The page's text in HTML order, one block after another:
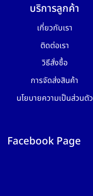
บริการลูกค้า
เกี่ยวกับเรา
ติดต่อเรา
วิธีสั่งซื้อ
การจัดส่งสินค้า
นโยบายความเป็นส่วนตัว
Facebook Page